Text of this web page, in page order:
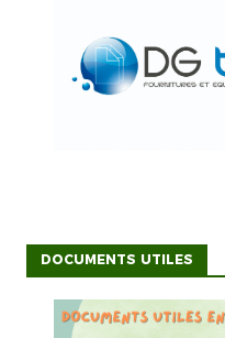
DOCUMENTS UTILES